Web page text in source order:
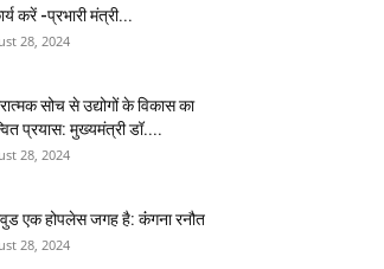
करें -प्रभारी मंत्री...
28, 2024
सोच से उद्योगों के विकास का
प्रयास: मुख्यमंत्री डॉ....
28, 2024
एक होपलेस जगह है: कंंगना रनौत
28, 2024